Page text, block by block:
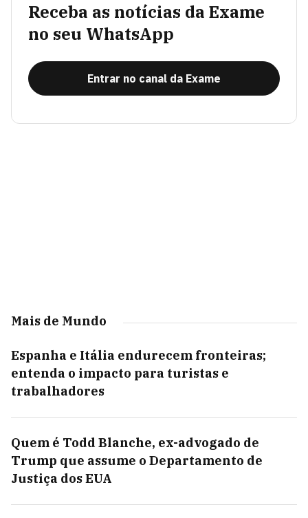
Receba as notícias da Exame
no seu WhatsApp
Entrar no canal da Exame
Mais de Mundo
Espanha e Itália endurecem fronteiras;
entenda o impacto para turistas e
trabalhadores
Quem é Todd Blanche, ex-advogado de
Trump que assume o Departamento de
Justiça dos EUA